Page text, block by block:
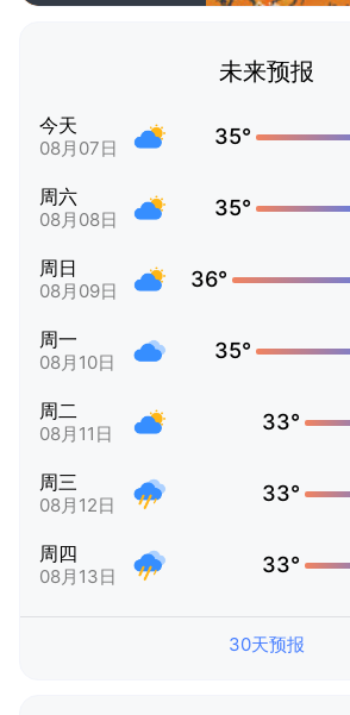
未来预报
今天
08月07日 35°
周六
08月08日 35°
周日
08月09日 36°
周一
08月10日 35°
周二
08月11日 33°
周三
08月12日 33°
周四
08月13日 33°
30天预报